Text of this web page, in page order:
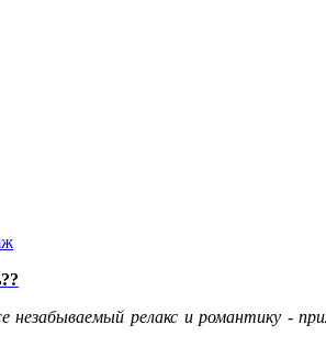
релакс и романтику -